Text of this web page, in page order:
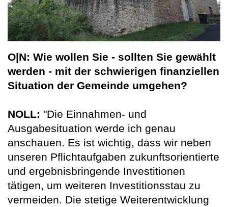
O|N: Wie wollen Sie - sollten Sie gewählt
werden - mit der schwierigen finanziellen
Situation der Gemeinde umgehen?
NOLL: "Die Einnahmen- und
Ausgabesituation werde ich genau
anschauen. Es ist wichtig, dass wir neben
unseren Pflichtaufgaben zukunftsorientierte
und ergebnisbringende Investitionen
tätigen, um weiteren Investitionsstau zu
vermeiden. Die stetige Weiterentwicklung